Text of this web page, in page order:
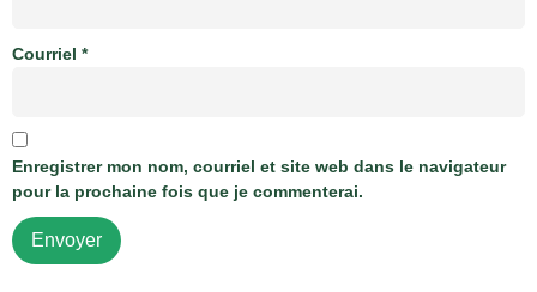
Courriel *
Enregistrer mon nom, courriel et site web dans le navigateur
pour la prochaine fois que je commenterai.